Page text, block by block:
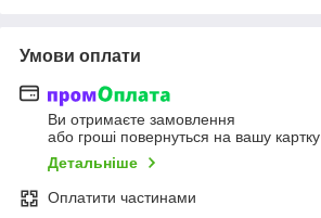
Умови оплати
Ви отримаєте замовлення
або гроші повернуться на вашу картку
Детальніше
Оплатити частинами